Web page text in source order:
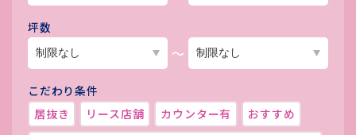
坪数
～
こだわり条件
居抜き
リース店舗 カウンター有
おすすめ